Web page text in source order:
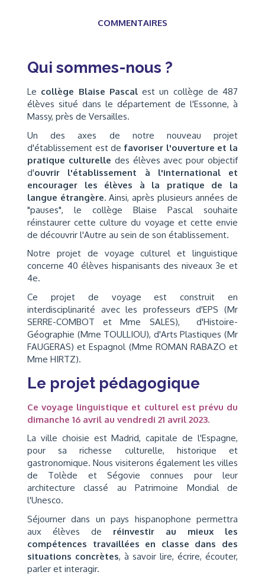
COMMENTAIRES
Qui sommes-nous ?
Le collège Blaise Pascalest un collège de 487
élèves situé dans le département de l'Essonne, à
Massy, près de Versailles.
Un des axes de notre nouveau projet
d'établissement est defavoriser l'ouverture et la
pratique culturelle des élèves avec pour objectif
d'ouvrir l'établissement à l'international et
encourager les élèves à la pratique de la
langue étrangère. Ainsi, après plusieurs années de
"pauses", le collège Blaise Pascal souhaite
réinstaurer cette culture du voyage et cette envie
de découvrir l'Autre au sein de son établissement.
Notre projet de voyage culturel et linguistique
concerne 40 élèves hispanisants des niveaux 3e et
4e.
Ce projet de voyage est construit en
interdisciplinarité avec les professeurs d'EPS (Mr
SERRE-COMBOT et Mme SALES), d'Histoire-
Géographie (Mme TOULLIOU), d'Arts Plastiques (Mr
FAUGERAS) et Espagnol (Mme ROMAN RABAZO et
Mme HIRTZ).
Le projet pédagogique
Ce voyage linguistique et culturel est prévu du
dimanche 16 avril au vendredi 21 avril 2023.
La ville choisie est Madrid, capitale de l'Espagne,
pour sa richesse culturelle, historique et
gastronomique. Nous visiterons également les villes
de Tolède et Ségovie connues pour leur
architecture classé au Patrimoine Mondial de
l'Unesco.
Séjourner dans un pays hispanophone permettra
aux élèves de réinvestir au mieux les
compétences travaillées en classe dans des
situations concrètes, à savoir lire, écrire, écouter,
parler et interagir.